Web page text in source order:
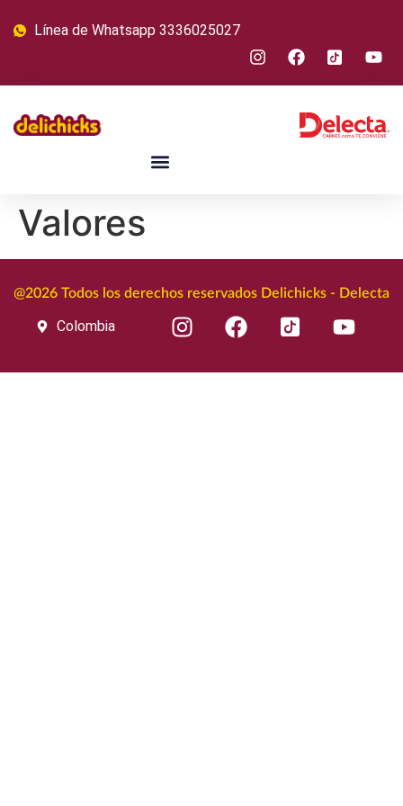
Línea de Whatsapp 3336025027
Valores
@2026 Todos los derechos reservados Delichicks - Delecta
Colombia